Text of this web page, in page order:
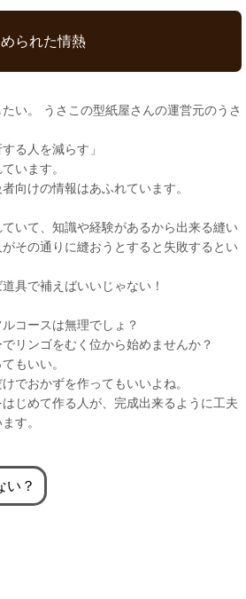
られた情熱
い。 うさこの型紙屋さんの運営元のうさ
る人を減らす」
います。
向けの情報はあふれています。
いて、知識や経験があるから出来る縫い
その通りに縫おうとすると失敗するとい
具で補えばいいじゃない！
コースは無理でしょ？
リンゴをむく位から始めませんか？
もいい。
でおかずを作ってもいいよね。
じめて作る人が、完成出来るように工夫
す。
い？